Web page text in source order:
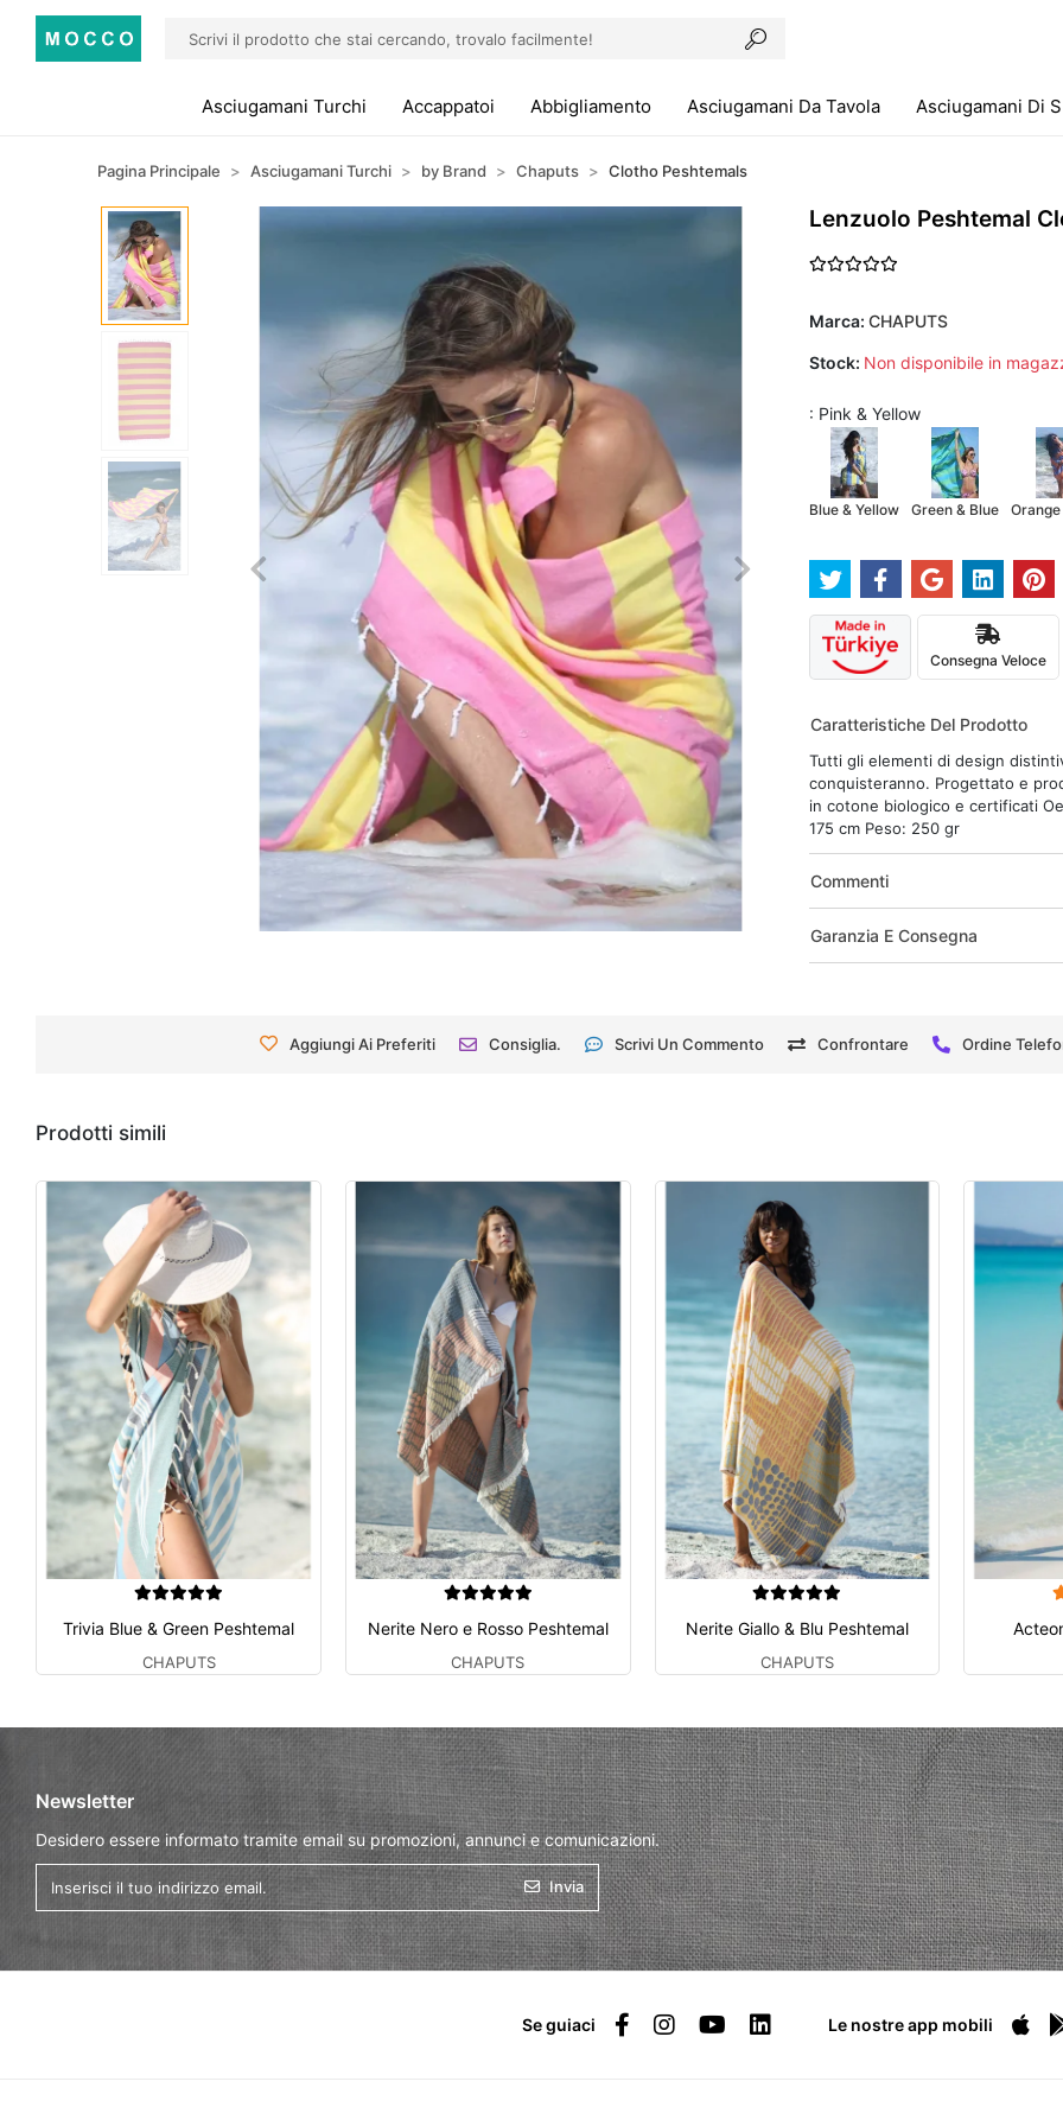
Asciugamani Turchi Accappatoi Abbigliamento Asciugamani Da Tavola Asciugamani Di
Pagina Principale Asciugamani Turchi by Brand Chaputs Clotho Peshtemals
Lenzuolo Peshtemal
Marca: CHAPUTS
Stock: Non disponibile in
: Pink & Yellow
Blue & Yellow Green & Blue
Consegna Veloce
Caratteristiche Del Prodotto
Tutti gli elementi di design
conquisteranno. Progettato e
in cotone biologico e certificati
175 cm Peso: 250 gr
Commenti
Garanzia E Consegna
Aggiungi Ai Preferiti Consiglia. Scrivi Un Commento Confrontare Ordine
Prodotti simili
Trivia Blue & Green Peshtemal
CHAPUTS
Nerite Nero e Rosso Peshtemal
CHAPUTS
Nerite Giallo & Blu Peshtemal
CHAPUTS
Newsletter
Desidero essere informato tramite email su promozioni, annunci e comunicazioni.
Invia
Se guiaci Le nostre app mobili